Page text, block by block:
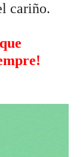
cariño.